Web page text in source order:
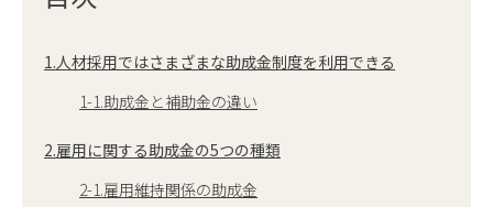
1.人材採用ではさまざまな助成金制度を利用できる
1-1.助成金と補助金の違い
2.雇用に関する助成金の5つの種類
2-1.雇用維持関係の助成金